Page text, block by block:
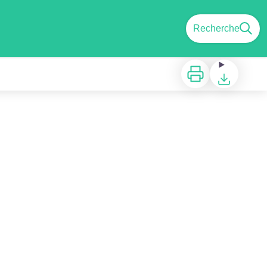
Recherche
ImprimerTélécharger